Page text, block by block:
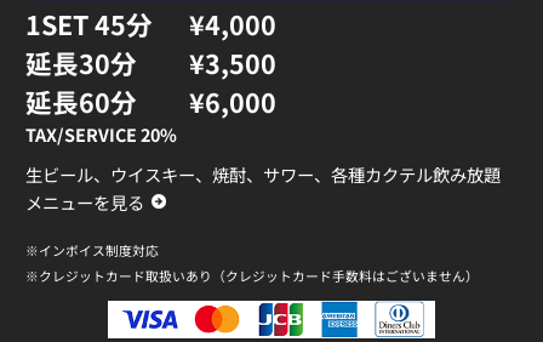
1SET 45分
¥4,000
延長30分
¥3,500
延長60分
¥6,000
TAX/SERVICE 20%
生ビール、ウイスキー、焼酎、サワー、各種カクテル飲み放題
メニューを見る
※インボイス制度対応
※クレジットカード取扱いあり（クレジットカード手数料はございません）